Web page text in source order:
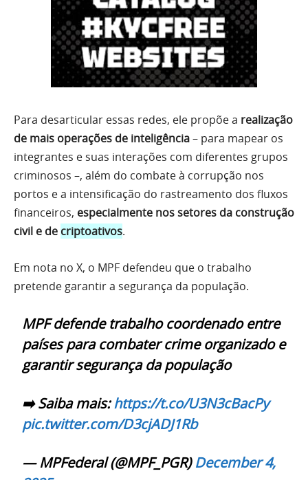
Para desarticular essas redes, ele propõe a realização
de mais operações de inteligência– para mapear os
integrantes e suas interações com diferentes grupos
criminosos –, além do combate à corrupção nos
portos e a intensificação do rastreamento dos fluxos
financeiros, especialmente nos setores da construção
civil e de criptoativos.
Em nota no X, o MPF defendeu que o trabalho
pretende garantir a segurança da população.
MPF defende trabalho coordenado entre
países para combater crime organizado e
garantir segurança da população
➡️ Saiba mais:https://t.co/U3N3cBacPy
pic.twitter.com/D3cjADJ1Rb
— MPFederal (@MPF_PGR)December 4,